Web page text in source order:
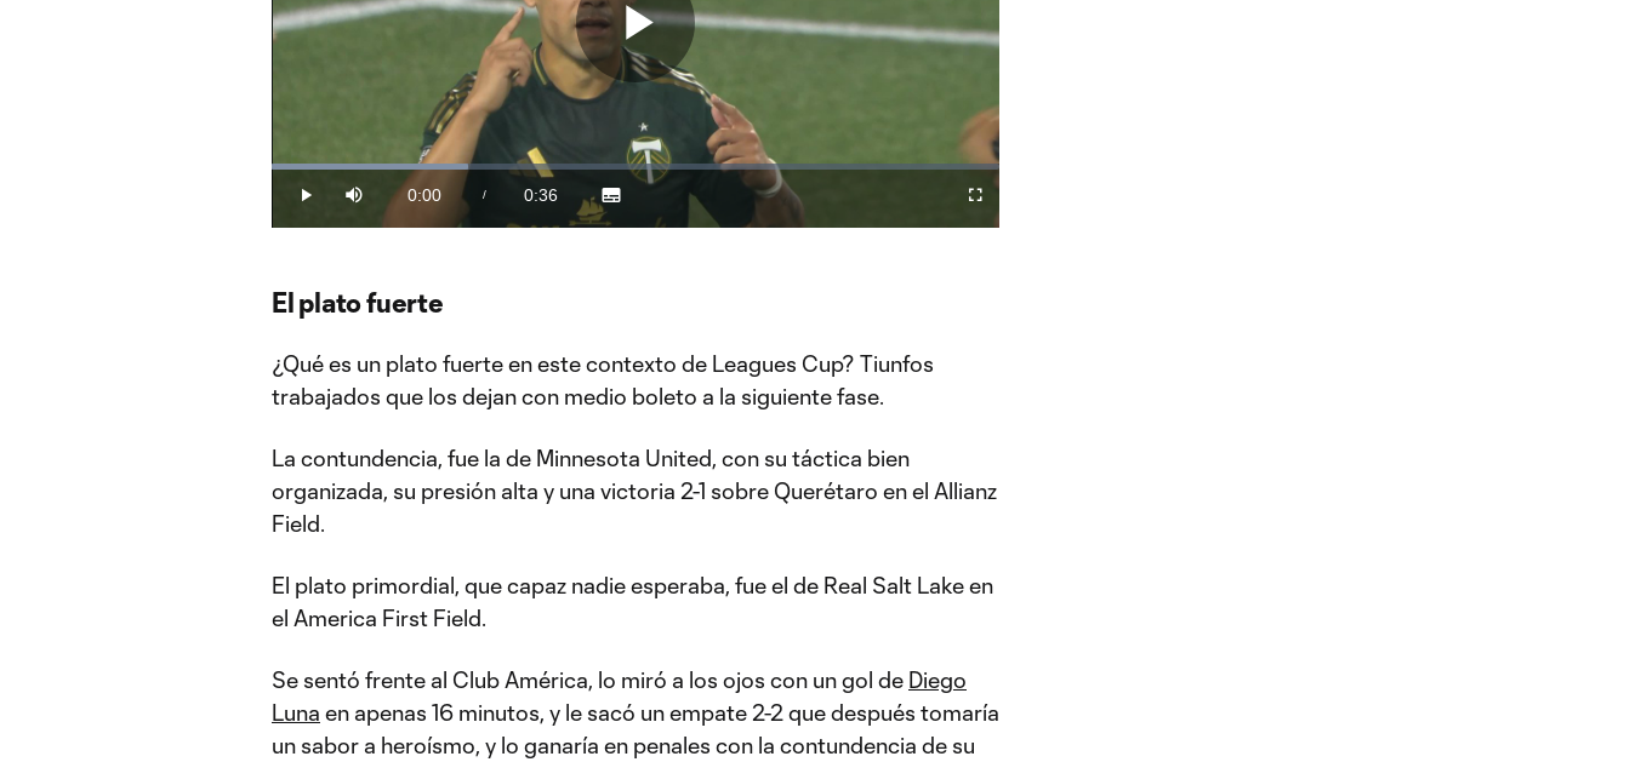
Play
Video
Play Mute
Current
Time
0:00 /
Duration
0:36
Loaded:
27.08%
Subtitles
Fullscreen
El plato fuerte
¿Qué es un plato fuerte en este contexto de Leagues Cup? Tiunfos
trabajados que los dejan con medio boleto a la siguiente fase.
La contundencia, fue la de Minnesota United, con su táctica bien
organizada, su presión alta y una victoria 2-1 sobre Querétaro en el Allianz
Field.
El plato primordial, que capaz nadie esperaba, fue el de Real Salt Lake en
el America First Field.
Se sentó frente al Club América, lo miró a los ojos con un gol de Diego
Luna en apenas 16 minutos, y le sacó un empate 2-2 que después tomaría
un sabor a heroísmo, y lo ganaría en penales con la contundencia de su